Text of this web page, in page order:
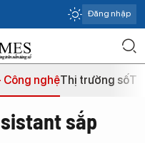
Đăng nhập
Công nghệThị trường số
sắp